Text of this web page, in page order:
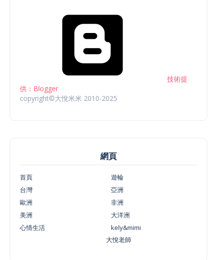
技術提
供：Blogger
copyright©大悅米米 2010-2025
網頁
首頁
遊輪
台灣
亞洲
歐洲
非洲
美洲
大洋洲
心情生活
kely&mimi
大悅老師